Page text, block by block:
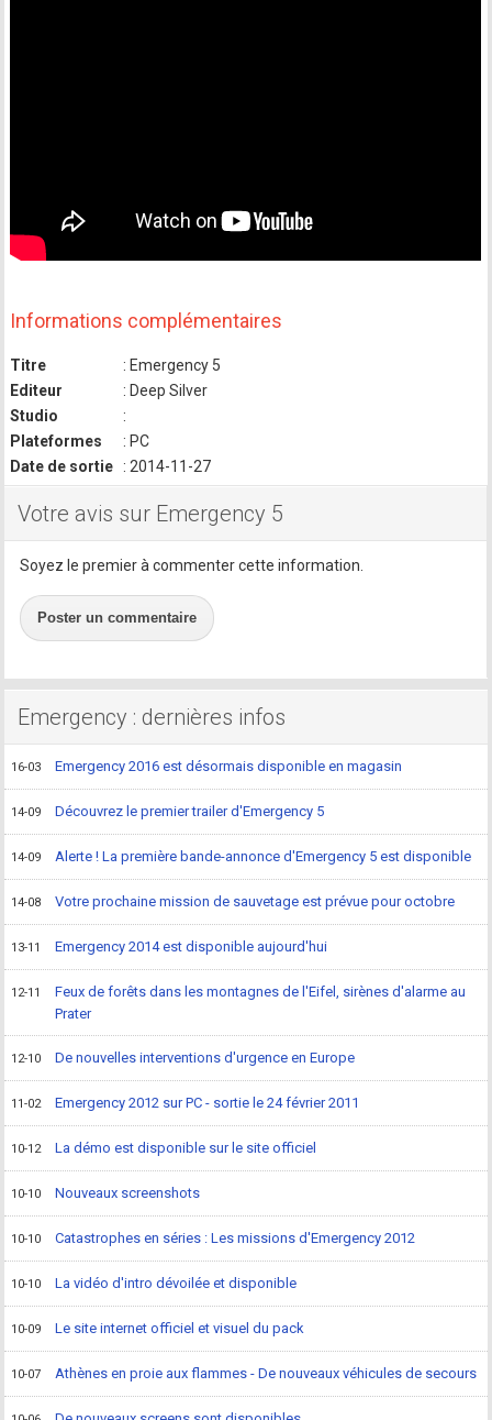
Informations complémentaires
Titre
: Emergency 5
Editeur
: Deep Silver
Studio
:
Plateformes
: PC
Date de sortie
: 2014-11-27
Votre avis sur Emergency 5
Soyez le premier à commenter cette information.
Poster un commentaire
Emergency : dernières infos
16-03 Emergency 2016 est désormais disponible en magasin
14-09 Découvrez le premier trailer d'Emergency 5
14-09 Alerte ! La première bande-annonce d'Emergency 5 est disponible
14-08 Votre prochaine mission de sauvetage est prévue pour octobre
13-11 Emergency 2014 est disponible aujourd'hui
12-11
Feux de forêts dans les montagnes de l'Eifel, sirènes d'alarme au
Prater
12-10 De nouvelles interventions d'urgence en Europe
11-02 Emergency 2012 sur PC - sortie le 24 février 2011
10-12 La démo est disponible sur le site officiel
10-10 Nouveaux screenshots
10-10 Catastrophes en séries : Les missions d'Emergency 2012
10-10 La vidéo d'intro dévoilée et disponible
10-09 Le site internet officiel et visuel du pack
10-07 Athènes en proie aux flammes - De nouveaux véhicules de secours